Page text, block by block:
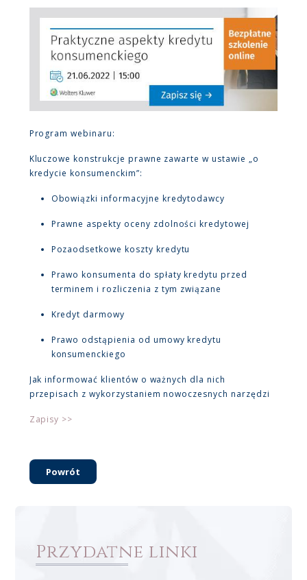
Program webinaru:
Kluczowe konstrukcje prawne zawarte w ustawie „o
kredycie konsumenckim”:
Obowiązki informacyjne kredytodawcy
Prawne aspekty oceny zdolności kredytowej
Pozaodsetkowe koszty kredytu
Prawo konsumenta do spłaty kredytu przed
terminem i rozliczenia z tym związane
Kredyt darmowy
Prawo odstąpienia od umowy kredytu
konsumenckiego
Jak informować klientów o ważnych dla nich
przepisach z wykorzystaniem nowoczesnych narzędzi
Zapisy >>
Powrót
Przydatne linki